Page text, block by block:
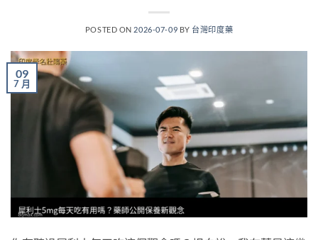
POSTED ON 2026-07-09 BY 台灣印度藥
09
7 月